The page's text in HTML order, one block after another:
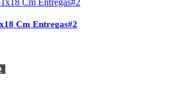
Cm Entregas#2